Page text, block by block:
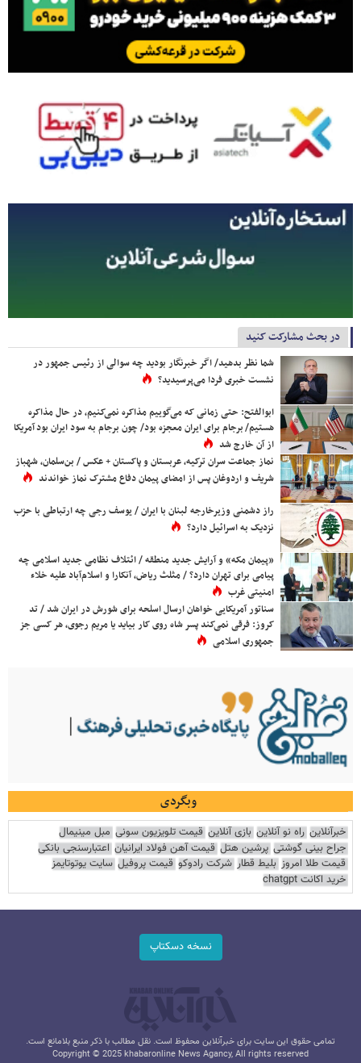
در بحث مشارکت کنید
شما نظر بدهید/ اگر خبرنگار بودید چه سوالی از رئیس جمهور در
نشست خبری فردا می‌پرسیدید؟
ابوالفتح: حتی زمانی که می‌گوییم مذاکره نمی‌کنیم، در حال مذاکره
هستیم/ برجام برای ایران معجزه بود/ چون برجام به سود ایران بود آمریکا
از آن خارج شد
نماز جماعت سران ترکیه، عربستان و پاکستان + عکس / بن‌سلمان، شهباز
شریف و اردوغان پس از امضای پیمان دفاع مشترک نماز خواندند
راز دشمنی وزیرخارجه لبنان با ایران / یوسف رجی چه ارتباطی با حزب
نزدیک به اسرائیل دارد؟
«پیمان مکه» و آرایش جدید منطقه / ائتلاف نظامی جدید اسلامی چه
پیامی برای تهران دارد؟ / مثلث ریاض، آنکارا و اسلام‌آباد علیه خلاء
امنیتی غرب
سناتور آمریکایی خواهان ارسال اسلحه برای شورش در ایران شد / تد
کروز: فرقی نمی‌کند پسر شاه روی کار بیاید یا مریم رجوی، هر کسی جز
جمهوری اسلامی
وبگردی
خبرآنلاین راه نو آنلاین بازی آنلاین قیمت تلویزیون سونی مبل مینیمال
جراح بینی گوشتی پرشین هتل قیمت آهن فولاد ایرانیان اعتبارسنجی بانکی
قیمت طلا امروز بلیط قطار شرکت رادوکو قیمت پروفیل سایت یوتوتایمز
خرید اکانت chatgpt
نسخه دسکتاپ
تمامی حقوق این سایت برای خبرآنلاین محفوظ است. نقل مطالب با ذکر منبع بلامانع است.
Copyright © 2025 khabaronline News Agancy, All rights reserved